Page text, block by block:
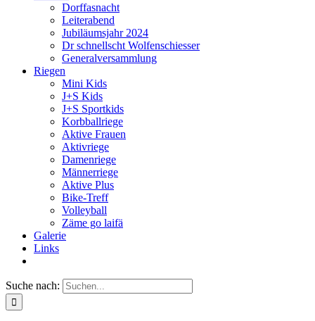
Dorffasnacht
Leiterabend
Jubiläumsjahr 2024
Dr schnellscht Wolfenschiesser
Generalversammlung
Riegen
Mini Kids
J+S Kids
J+S Sportkids
Korbballriege
Aktive Frauen
Aktivriege
Damenriege
Männerriege
Aktive Plus
Bike-Treff
Volleyball
Zäme go laifä
Galerie
Links
Suche nach: